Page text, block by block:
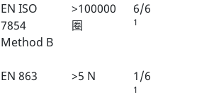
EN ISO
7854
Method B
>100000
圈
6/6
1
EN 863 >5 N 1/6
1